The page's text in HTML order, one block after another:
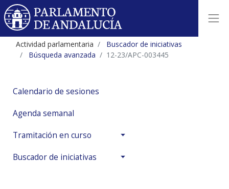
Actividad parlamentaria
Buscador de iniciativas
Búsqueda avanzada
12-23/APC-003445
Calendario de sesiones
Agenda semanal
Tramitación en curso
Buscador de iniciativas